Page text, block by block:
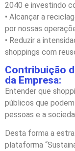
2040 e investindo
• Alcançar a
por nossas
• Reduzir a
shoppings com
Contribuição
da Empresa:
Entender que
públicos que
pessoas e a
Desta forma a
plataforma